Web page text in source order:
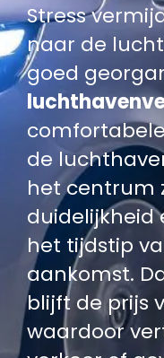
Stress
naar de
goed
de
het centrum
duidelijkheid
het tijdstip
aankomst.
blijft de prijs
waardoor